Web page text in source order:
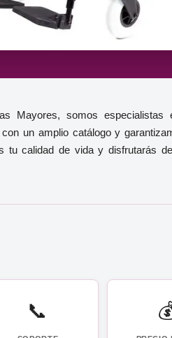
Mayores, somos especialistas
un amplio catálogo y
tu calidad de vida y disfrutarás
📞